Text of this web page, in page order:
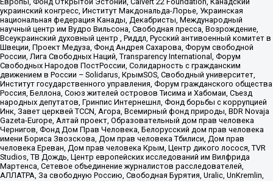
украинский конгресс, Институт Макдональда-Лорье, Украинская
национальная федерация Канады, Декабристы, Международный
научный центр им Вудро Вильсона, Свободная пресса, Возрождение,
Всеукраинский духовный центр , Риддл, Русский антивоенный комитет в
Швеции, Проект Медуза, Фонд Андрея Сахарова, Форум свободной
России, Лига Свободных Наций, Transparеncy International, Форум
Свободных Народов ПостРоссии, Солидарность с гражданским
движением в России – Solidarus, КрымSOS, Свободный университет,
Институт государственного управления, Форум гражданского общества
Россия, Беллона, Союз жителей островов Тисима и Хабомаи, Съезд
народных депутатов, Гринпис Интернешнл, Фонд борьбы с коррупцией
Инк, Завет церквей TCCN, Агора, Всемирный фонд природы, BDR Novaja
Gazeta-Europe, Алтай проект, Образовательный дом прав человека
Чернигов, Фонд Дом Прав Человека, Белорусский дом прав человека
имени Бориса Звозскова, Дом прав человека Тбилиси, Дом прав
человека Ереван, Дом прав человека Крым, Центр дикого лосося, TVR
Studios, ТВ Дождь, Центр европейских исследований им Вилфрида
Мартенса, Сетевое объединение журналистов расследователей,
АЛЛАТРА, За свободную Россию, Свободная Бурятия, Uralic, UnKremlin,